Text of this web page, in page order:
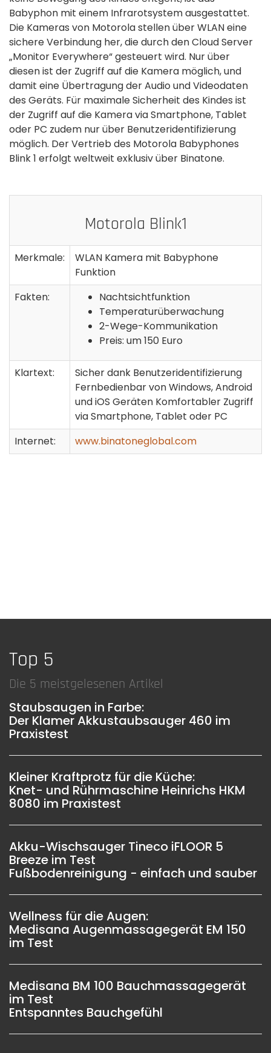
Babyphon mit einem Infrarotsystem ausgestattet.
Die Kameras von Motorola stellen über WLAN eine
sichere Verbindung her, die durch den Cloud Server
„Monitor Everywhere“ gesteuert wird. Nur über
diesen ist der Zugriff auf die Kamera möglich, und
damit eine Übertragung der Audio und Videodaten
des Geräts. Für maximale Sicherheit des Kindes ist
der Zugriff auf die Kamera via Smartphone, Tablet
oder PC zudem nur über Benutzeridentifizierung
möglich. Der Vertrieb des Motorola Babyphones
Blink 1 erfolgt weltweit exklusiv über Binatone.
Motorola Blink1
Merkmale:
WLAN Kamera mit Babyphone
Funktion
Fakten:
Nachtsichtfunktion
Temperaturüberwachung
2-Wege-Kommunikation
Preis: um 150 Euro
Klartext:
Sicher dank Benutzeridentifizierung
Fernbedienbar von Windows, Android
und iOS Geräten Komfortabler Zugriff
via Smartphone, Tablet oder PC
Internet:
www.binatoneglobal.com
Top 5
Die 5 meistgelesenen Artikel
Staubsaugen in Farbe:
Der Klamer Akkustaubsauger 460 im
Praxistest
Kleiner Kraftprotz für die Küche:
Knet- und Rührmaschine Heinrichs HKM
8080 im Praxistest
Akku-Wischsauger Tineco iFLOOR 5
Breeze im Test
Fußbodenreinigung - einfach und sauber
Wellness für die Augen:
Medisana Augenmassagegerät EM 150
im Test
Medisana BM 100 Bauchmassagegerät
im Test
Entspanntes Bauchgefühl